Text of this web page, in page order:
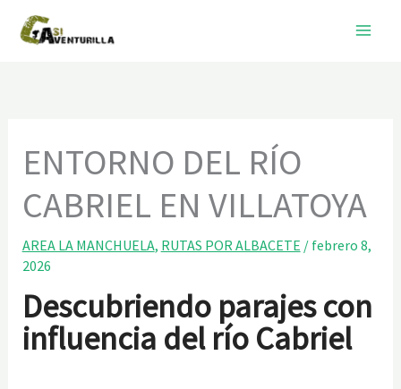
contenido
ENTORNO DEL RÍO
CABRIEL EN VILLATOYA
AREA LA MANCHUELA, RUTAS POR ALBACETE / febrero 8,
2026
Descubriendo parajes con
influencia del río Cabriel